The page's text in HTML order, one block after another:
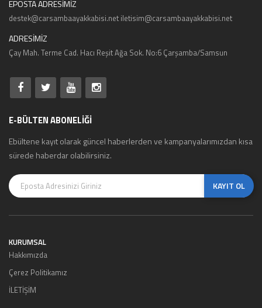
EPOSTA ADRESİMİZ
destek@carsambaayakkabisi.net iletisim@carsambaayakkabisi.net
ADRESİMİZ
Çay Mah. Terme Cad. Hacı Reşit Ağa Sok. No:6 Çarşamba/Samsun
E-BÜLTEN ABONELİĞİ
Ebültene kayıt olarak güncel haberlerden ve kampanyalarımızdan kısa
sürede haberdar olabilirsiniz.
KAYIT OL
KURUMSAL
Hakkımızda
Çerez Politikamız
İLETİŞİM